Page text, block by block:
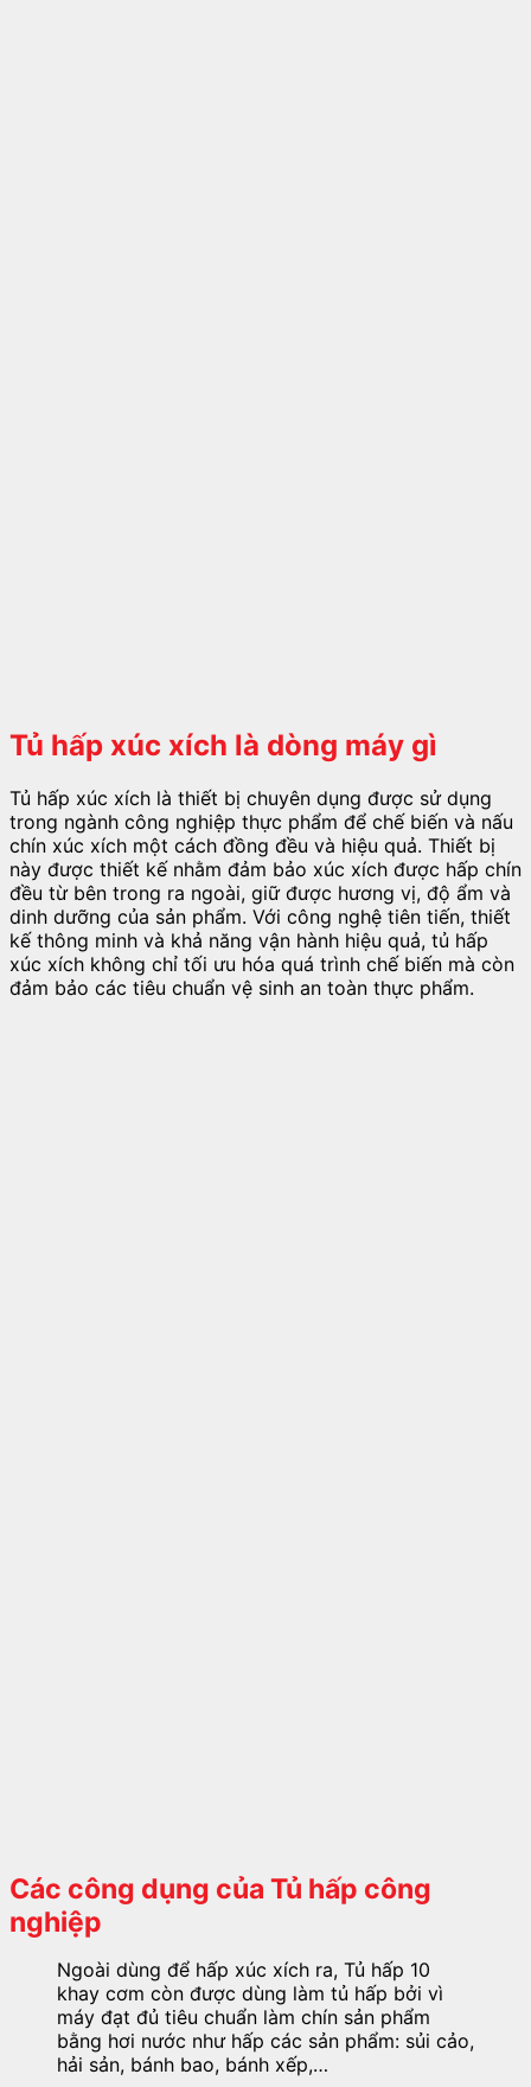
Tủ hấp xúc xích là dòng máy gì
Tủ hấp xúc xích là thiết bị chuyên dụng được sử dụng
trong ngành công nghiệp thực phẩm để chế biến và nấu
chín xúc xích một cách đồng đều và hiệu quả. Thiết bị
này được thiết kế nhằm đảm bảo xúc xích được hấp chín
đều từ bên trong ra ngoài, giữ được hương vị, độ ẩm và
dinh dưỡng của sản phẩm. Với công nghệ tiên tiến, thiết
kế thông minh và khả năng vận hành hiệu quả, tủ hấp
xúc xích không chỉ tối ưu hóa quá trình chế biến mà còn
đảm bảo các tiêu chuẩn vệ sinh an toàn thực phẩm.
Các công dụng của Tủ hấp công
nghiệp
Ngoài dùng để hấp xúc xích ra, Tủ hấp 10
khay cơm còn được dùng làm tủ hấp bởi vì
máy đạt đủ tiêu chuẩn làm chín sản phẩm
bằng hơi nước như hấp các sản phẩm: sủi cảo,
hải sản, bánh bao, bánh xếp,…